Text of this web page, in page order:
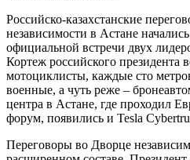
Российско-казахстанские
независимости в Астане
официальной встречи двух
Кортеж российского президента
мотоциклисты, каждые сто
военные, а чуть реже –
центра в Астане, где проходил
форум, появились и Tesla
Переговоры во Дворце